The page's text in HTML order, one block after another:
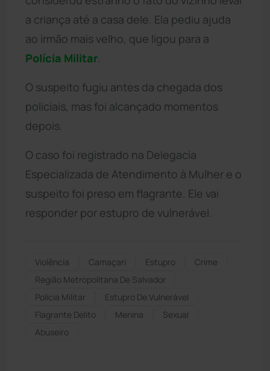
a criança até a casa dele. Ela pediu ajuda
ao irmão mais velho, que ligou para a
Polícia Militar
O suspeito fugiu antes da chegada dos
policiais, mas foi alcançado momentos
depois.
O caso foi registrado na Delegacia
Especializada de Atendimento à Mulher e o
suspeito foi preso em flagrante. Ele vai
responder por estupro de vulnerável.
Violência Camaçari Estupro
Crime
Região Metropolitana De Salvador
Polícia Militar
Estupro De Vulnerável
Flagrante Delito
Menina
Sexual
Abuseiro